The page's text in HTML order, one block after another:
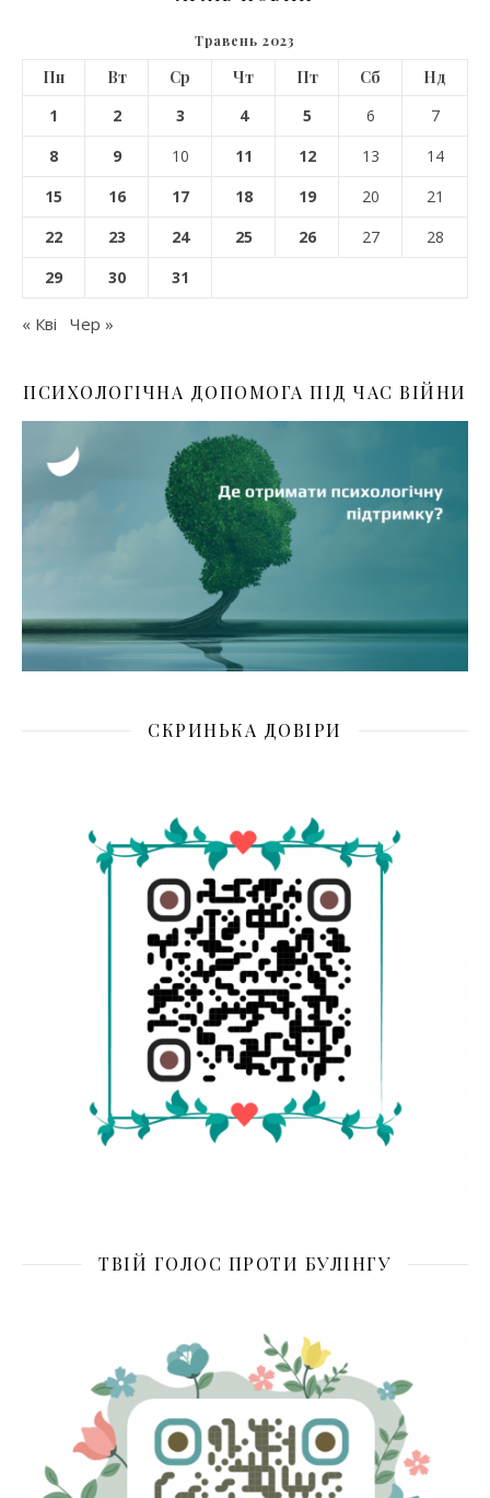
Травень 2023
Пн Вт Ср Чт Пт Сб
Нд
1
2 3 4 5 6
7
8
9 10 11 12 13
14
15
16 17 18 19 20
21
22
23 24 25 26 27
28
29
30 31
« Кві Чер »
ПСИХОЛОГІЧНА ДОПОМОГА ПІД ЧАС ВІЙНИ
СКРИНЬКА ДОВІРИ
ТВІЙ ГОЛОС ПРОТИ БУЛІНГУ